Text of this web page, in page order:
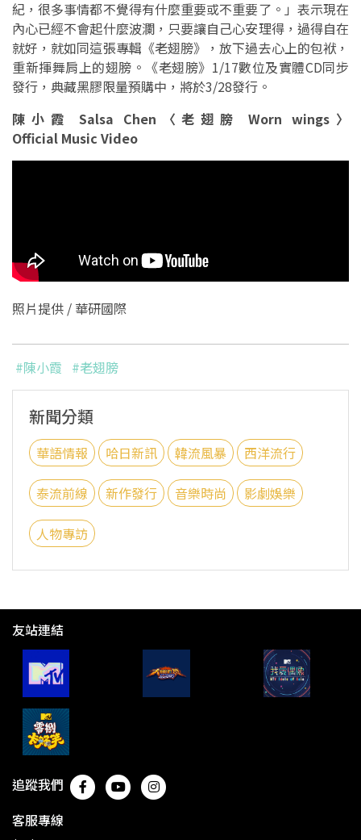
紀，很多事情都不覺得有什麼重要或不重要了。」表示現在
內心已經不會起什麼波瀾，只要讓自己心安理得，過得自在
就好，就如同這張專輯《老翅膀》，放下過去心上的包袱，
重新揮舞肩上的翅膀。《老翅膀》1/17數位及實體CD同步
發行，典藏黑膠限量預購中，將於3/28發行。
陳小霞 Salsa Chen〈老翅膀 Worn wings〉
Official Music Video
照片提供 / 華研國際
#陳小霞 #老翅膀
新聞分類
華語情報 哈日新訊 韓流風暴 西洋流行
泰流前線 新作發行 音樂時尚 影劇娛樂
人物專訪
友站連結
追蹤我們
客服專線